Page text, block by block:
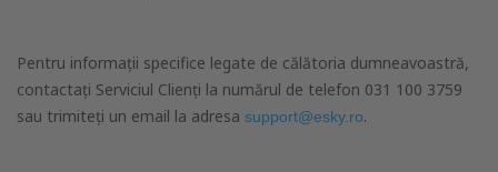
Pentru informații specifice legate de călătoria dumneavoastră,
contactați Serviciul Clienți la numărul de telefon 031 100 3759
sau trimiteți un email la adresa support@esky.ro.